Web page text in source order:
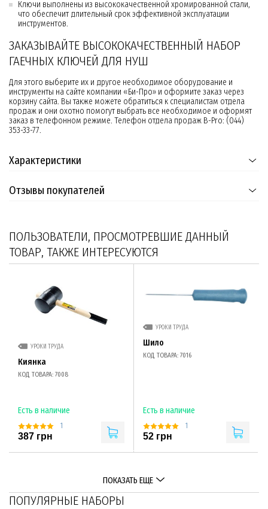
Ключи выполнены из высококачественной хромированной стали,
что обеспечит длительный срок эффективной эксплуатации
инструментов.
ЗАКАЗЫВАЙТЕ ВЫСОКОКАЧЕСТВЕННЫЙ НАБОР
ГАЕЧНЫХ КЛЮЧЕЙ ДЛЯ НУШ
Для этого выберите их и другое необходимое оборудование и
инструменты на сайте компании «Би-Про» и оформите заказ через
корзину сайта. Вы также можете обратиться к специалистам отдела
продаж и они охотно помогут выбрать все необходимое и оформят
заказ в телефонном режиме. Телефон отдела продаж B-Pro: (044)
353-33-77.
Характеристики
Отзывы покупателей
ПОЛЬЗОВАТЕЛИ, ПРОСМОТРЕВШИЕ ДАННЫЙ
ТОВАР, ТАКЖЕ ИНТЕРЕСУЮТСЯ
УРОКИ ТРУДА
Киянка
КОД ТОВАРА: 7008
Есть в наличие
1
387 грн
УРОКИ ТРУДА
Шило
КОД ТОВАРА: 7016
Есть в наличие
1
52 грн
ПОКАЗАТЬ ЕЩЕ
ПОПУЛЯРНЫЕ НАБОРЫ